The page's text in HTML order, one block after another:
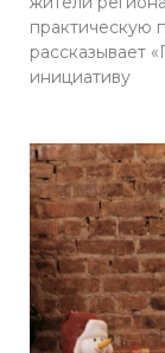
практическую
рассказывает
инициативу